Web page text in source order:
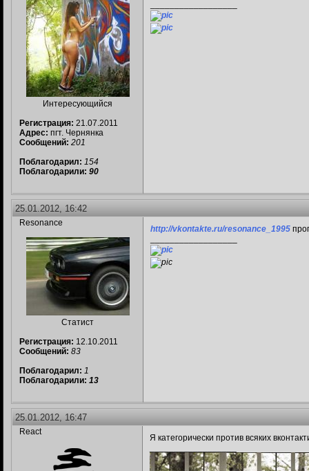
Интересующийся
Регистрация: 21.07.2011
Адрес: пгт. Чернянка
Сообщений: 201
Поблагодарил: 154
Поблагодарили: 90
25.01.2012, 16:42
Resonance
Статист
Регистрация: 12.10.2011
Сообщений: 83
Поблагодарил: 1
Поблагодарили: 13
http://vkontakte.ru/resonance_1995
25.01.2012, 16:47
React
Я категорически против всяких